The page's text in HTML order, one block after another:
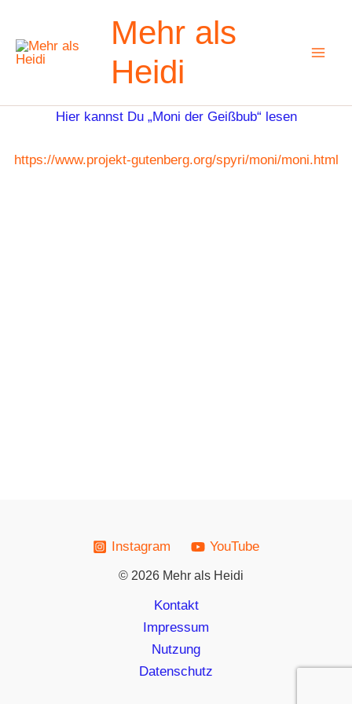
springen
Mehr als
Heidi
Hier kannst Du „Moni der Geißbub“ lesen
https://www.projekt-gutenberg.org/spyri/moni/moni.html
Instagram YouTube
© 2026 Mehr als Heidi
Kontakt
Impressum
Nutzung
Datenschutz